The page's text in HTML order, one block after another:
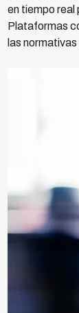
en tiempo real
Plataformas
las